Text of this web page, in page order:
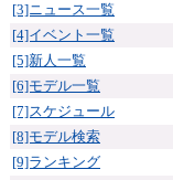
[3]ニュース一覧
[4]イベント一覧
[5]新人一覧
[6]モデル一覧
[7]スケジュール
[8]モデル検索
[9]ランキング